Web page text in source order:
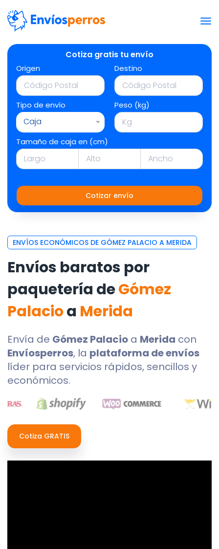
Cotiza gratis tu envío
Origen Destino
Tipo de envío
Caja
Peso (kg)
Tamaño de caja en (cm)
Cotizar envío
ENVÍOS ECONÓMICOS DE GÓMEZ PALACIO A MERIDA
Envíos baratos por
paquetería deGómez
Palacioa Merida
Envía de Gómez Palacio a Merida con
Envíosperros, la plataforma de envíos
líder para servicios rápidos, sencillos y
económicos.
Cotiza GRATIS